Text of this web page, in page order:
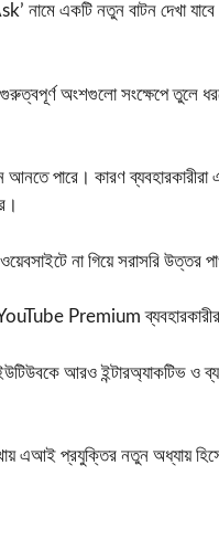
নামে একটি নতুন বাটন দেখা
অংশগুলো সংক্ষেপে তুলে
পারে। কারণ ব্যবহারকারীরা
না গিয়ে সরাসরি উত্তর
Premium
আরও ইন্টারঅ্যাকটিভ ও
এআই প্রযুক্তির নতুন অধ্যায়